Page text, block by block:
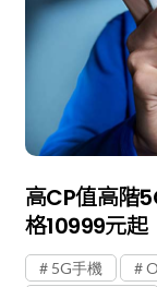
高CP值高階
格10999元起
5G手機